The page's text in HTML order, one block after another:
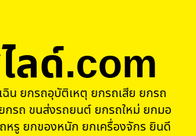
ลด์.com
ฉิน ยกรถอุบัติเหตุ ยกรถเสีย ยกรถ
รถ ขนส่งรถยนต์ ยกรถใหม่ ยกมอ
หรู ยกของหนัก ยกเครื่องจักร ยินดี